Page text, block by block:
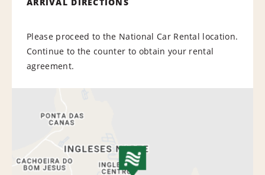
Please proceed to the National Car Rental location.
Continue to the counter to obtain your rental
agreement.